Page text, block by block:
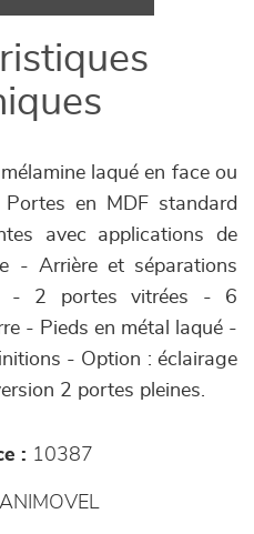
laqué en face ou
en MDF standard
avec applications de
- Arrière et séparations
- 2 portes vitrées - 6
- Pieds en métal laqué -
- Option : éclairage
2 portes pleines.
: 10387
ANIMOVEL